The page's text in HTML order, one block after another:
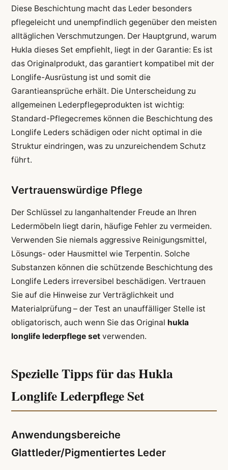
Diese Beschichtung macht das Leder besonders
pflegeleicht und unempfindlich gegenüber den meisten
alltäglichen Verschmutzungen. Der Hauptgrund, warum
Hukla dieses Set empfiehlt, liegt in der Garantie: Es ist
das Originalprodukt, das garantiert kompatibel mit der
Longlife-Ausrüstung ist und somit die
Garantieansprüche erhält. Die Unterscheidung zu
allgemeinen Lederpflegeprodukten ist wichtig:
Standard-Pflegecremes können die Beschichtung des
Longlife Leders schädigen oder nicht optimal in die
Struktur eindringen, was zu unzureichendem Schutz
führt.
Vertrauenswürdige Pflege
Der Schlüssel zu langanhaltender Freude an Ihren
Ledermöbeln liegt darin, häufige Fehler zu vermeiden.
Verwenden Sie niemals aggressive Reinigungsmittel,
Lösungs- oder Hausmittel wie Terpentin. Solche
Substanzen können die schützende Beschichtung des
Longlife Leders irreversibel beschädigen. Vertrauen
Sie auf die Hinweise zur Verträglichkeit und
Materialprüfung – der Test an unauffälliger Stelle ist
obligatorisch, auch wenn Sie das Original hukla
longlife lederpflege setverwenden.
Spezielle Tipps für das Hukla
Longlife Lederpflege Set
Anwendungsbereiche
Glattleder/Pigmentiertes Leder